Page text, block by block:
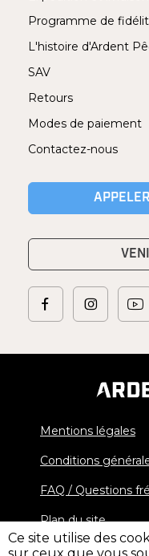
Programme de
L'histoire d'Ardent
SAV
Retours
Modes de paiement
Contactez-nous
Mentions légales
Conditions
FAQ / Questions
Plan du site
Ce site utilise des